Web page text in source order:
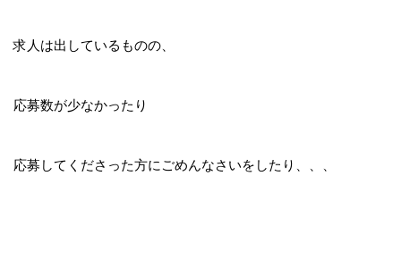
求人は出しているものの、
応募数が少なかったり
応募してくださった方にごめんなさいをしたり、、、